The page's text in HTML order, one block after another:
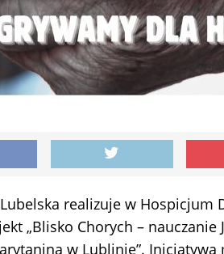
realizuje w Hospicjum
„Blisko Chorych – nauczanie
w Lublinie”.